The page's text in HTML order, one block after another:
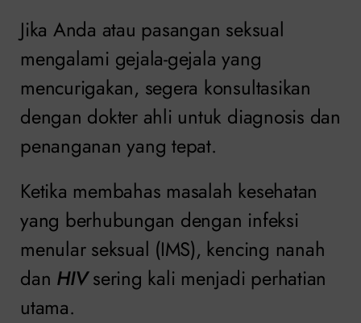
Jika Anda atau pasangan seksual
mengalami gejala-gejala yang
mencurigakan, segera konsultasikan
dengan dokter ahli untuk diagnosis dan
penanganan yang tepat.
Ketika membahas masalah kesehatan
yang berhubungan dengan infeksi
menular seksual (IMS), kencing nanah
dan HIVsering kali menjadi perhatian
utama.